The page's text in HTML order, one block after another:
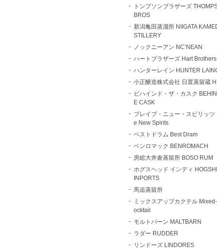
トンプソンブラザーズ
BROS
新潟亀田蒸溜所 NIIGATA
STILLERY
ノックニーアン NC’NEAN
ハートブラザーズ Hart Brothers
ハンターレイン HUNTER
小正醸造株式会社 日置蒸留蔵
ビハインド・ザ・カスク
E CASK
ブレイブ・ニュー・スピリッツ
e New Spirits
ベストドラム Best Dram
ベンロマック BENROMACH
房総大井倉蒸留所 BOSO RUM
ホグスヘッド インディ
INPORTS
馬追蒸留所
ミックスアップカクテル
ocktail
モルトバーン MALTBARN
ラダー RUDDER
リンドーズ LINDORES